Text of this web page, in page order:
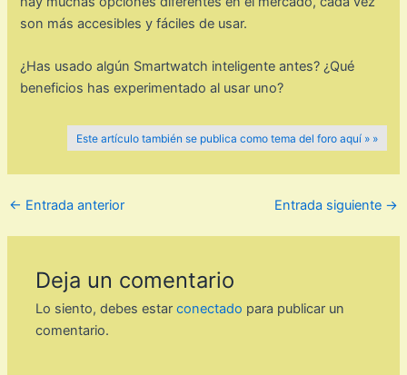
son más accesibles y fáciles de usar.
¿Has usado algún Smartwatch inteligente antes? ¿Qué
beneficios has experimentado al usar uno?
Este artículo también se publica como tema del foro aquí » »
← Entrada anterior Entrada siguiente →
Deja un comentario
Lo siento, debes estarconectado para publicar un
comentario.